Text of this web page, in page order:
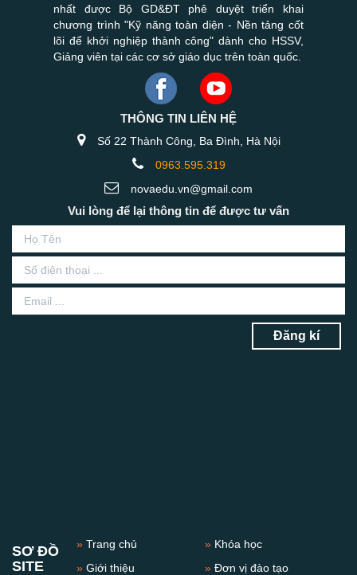
nhất được Bộ GD&ĐT phê duyệt triển khai
chương trình "Kỹ năng toàn diện - Nền tảng cốt
lõi để khởi nghiệp thành công" dành cho HSSV,
Giảng viên tại các cơ sở giáo dục trên toàn quốc.
THÔNG TIN LIÊN HỆ
Số 22 Thành Công, Ba Đình, Hà Nội
0963.595.319
novaedu.vn@gmail.com
Vui lòng để lại thông tin để được tư vấn
Đăng kí
SƠ ĐỒ
SITE
»Trang chủ
»Giới thiệu
» Khóa học
»Đơn vị đào tạo